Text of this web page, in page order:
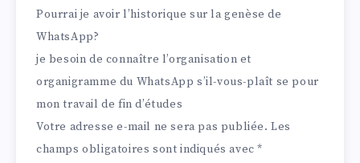
Pourrai je avoir l’historique sur la genèse de
WhatsApp?
je besoin de connaître l’organisation et
organigramme du WhatsApp s’il-vous-plaît se pour
mon travail de fin d’études
Votre adresse e-mail ne sera pas publiée. Les
champs obligatoires sont indiqués avec*